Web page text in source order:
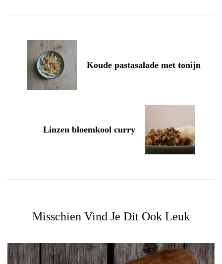
Navigation
Koude pastasalade met tonijn
Linzen bloemkool curry
Misschien Vind Je Dit Ook Leuk